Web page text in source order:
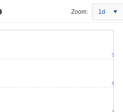
Zoom: 1d
4
5